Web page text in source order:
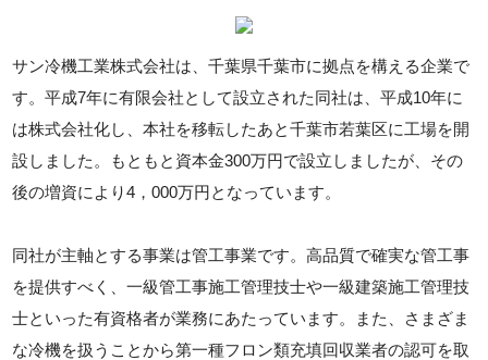
サン冷機工業株式会社は、千葉県千葉市に拠点を構える企業で
す。平成7年に有限会社として設立された同社は、平成10年に
は株式会社化し、本社を移転したあと千葉市若葉区に工場を開
設しました。もともと資本金300万円で設立しましたが、その
後の増資により4，000万円となっています。
同社が主軸とする事業は管工事業です。高品質で確実な管工事
を提供すべく、一級管工事施工管理技士や一級建築施工管理技
士といった有資格者が業務にあたっています。また、さまざま
な冷機を扱うことから第一種フロン類充填回収業者の認可を取